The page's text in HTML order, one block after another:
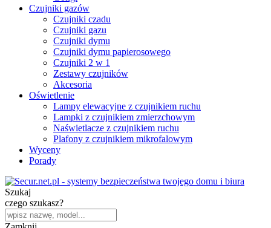
Czujniki gazów
Czujniki czadu
Czujniki gazu
Czujniki dymu
Czujniki dymu papierosowego
Czujniki 2 w 1
Zestawy czujników
Akcesoria
Oświetlenie
Lampy elewacyjne z czujnikiem ruchu
Lampki z czujnikiem zmierzchowym
Naświetlacze z czujnikiem ruchu
Plafony z czujnikiem mikrofalowym
Wyceny
Porady
Szukaj
czego szukasz?